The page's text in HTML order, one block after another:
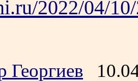
2022/04/
Георгиев